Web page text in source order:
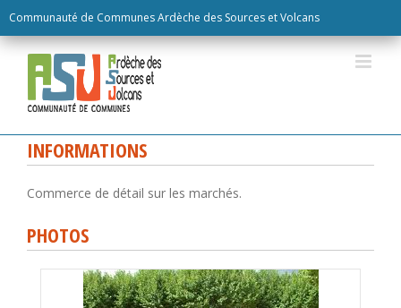
Communauté de Communes Ardèche des Sources et Volcans
to
content
INFORMATIONS
Commerce de détail sur les marchés.
PHOTOS